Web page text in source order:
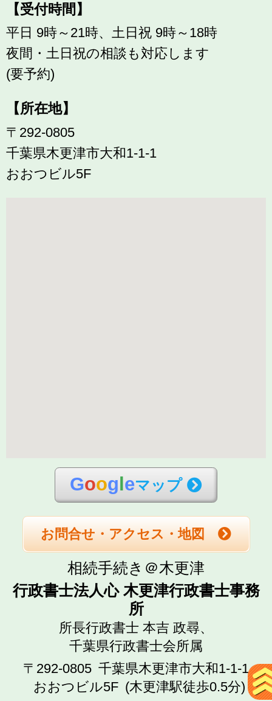
【受付時間】
平日 9時～21時、土日祝 9時～18時
夜間・土日祝の相談も対応します
(要予約)
【所在地】
〒292-0805
千葉県木更津市大和1-1-1
おおつビル5F
Goog eマップ
お問合せ・アクセス・地図
相続手続き＠木更津
行政書士法人心 木更津行政書士事務
所
所長行政書士 本吉 政尋、
千葉県行政書士会所属
〒292-0805 千葉県木更津市大和1-1-1
おおつビル5F (木更津駅徒歩0.5分)